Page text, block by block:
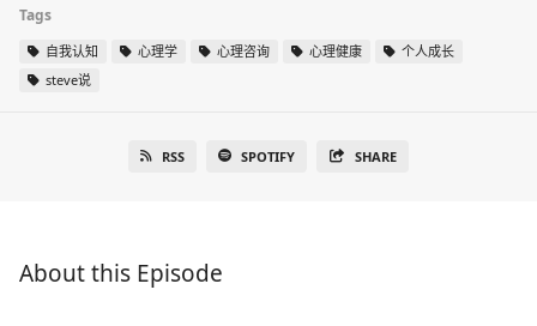
Tags
自我认知 心理学 心理咨询 心理健康
个人成长
steve说
RSS SPOTIFY SHARE
About this Episode